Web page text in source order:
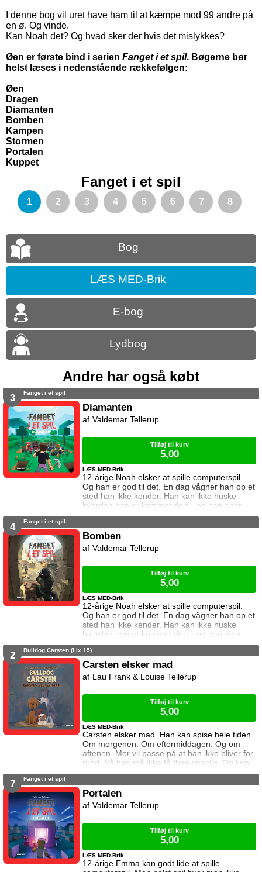
I denne bog vil uret have ham til at kæmpe mod 99 andre på
en ø. Og vinde.
Kan Noah det? Og hvad sker der hvis det mislykkes?
Øen er første bind i serien Fanget i et spil. Bøgerne bør
helst læses i nedenstående rækkefølgen:
Øen
Dragen
Diamanten
Bomben
Kampen
Stormen
Portalen
Kuppet
Fanget i et spil
1 2 3 4 5 6 7 8
Bog
LÆS MED-Brik
E-bog
Lydbog
Andre har også købt
3 Fanget i et spil
Diamanten
12-årige Noah elsker at spille computerspil.
Og han er god til det. En dag vågner han op et
sted han ikke kender. Han kan ikke huske
hvordan han er kommet dertil, og han aner
ikke hvordan han kommer hjem igen. Den
beskeder til ham. I denne bog vil uret have
med monstre. Kan Noah det? Og hvad sker
LÆS MED-Brik
Valdemar Tellerup
Tilføj til kurv
5,00
4 Fanget i et spil
Bomben
12-årige Noah elsker at spille computerspil.
Og han er god til det. En dag vågner han op et
sted han ikke kender. Han kan ikke huske
hvordan han er kommet dertil, og han aner
ikke hvordan han kommer hjem igen. Den
eneste hjælp han får, er et ur som skriver
beskeder til ham. I denne bog vil uret have
Og hvad sker der hvis det mislykkes? Bomben
LÆS MED-Brik
Valdemar Tellerup
Tilføj til kurv
5,00
2 Bulldog Carsten (Lix 15)
Carsten elsker mad
Carsten elsker mad. Han kan spise hele tiden.
Om morgenen. Om eftermiddagen. Og om
aftenen. Mor vil passe på at han ikke bliver for
rund. Så han må ikke få flere snacks. Og kun
en smule mad. Carsten bliver sur på mor. Han
href="https://tellerup.com/bog/4914/"Denne
LÆS MED-Brik
Lau Frank & Louise Tellerup
Tilføj til kurv
5,00
7 Fanget i et spil
Portalen
12-årige Emma kan godt lide at spille
LÆS MED-Brik
Valdemar Tellerup
Tilføj til kurv
5,00